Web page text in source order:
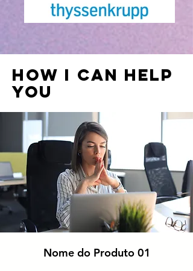
How I Can Help
You
Nome do Produto 01